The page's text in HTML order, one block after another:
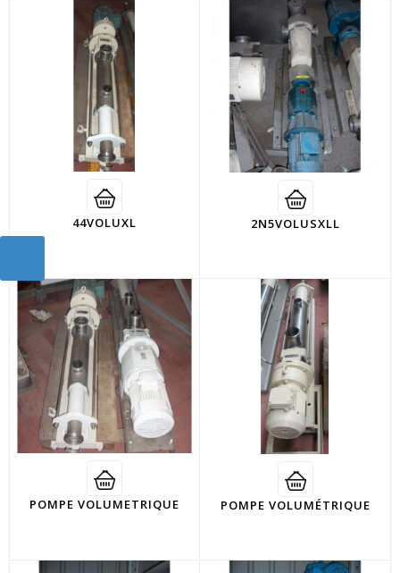
44VOLUXL 2N5VOLUSXLL
POMPE VOLUMETRIQUE POMPE VOLUMÉTRIQUE